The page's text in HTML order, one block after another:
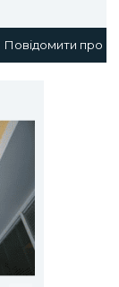
Повідомити про